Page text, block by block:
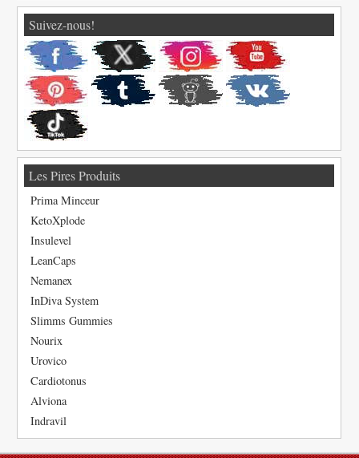
Suivez-nous!
Les Pires Produits
Prima Minceur
KetoXplode
Insulevel
LeanCaps
Nemanex
InDiva System
Slimms Gummies
Nourix
Urovico
Cardiotonus
Alviona
Indravil